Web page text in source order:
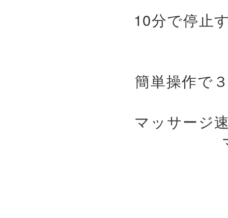
10分で停止
簡単操作で
マッサージ